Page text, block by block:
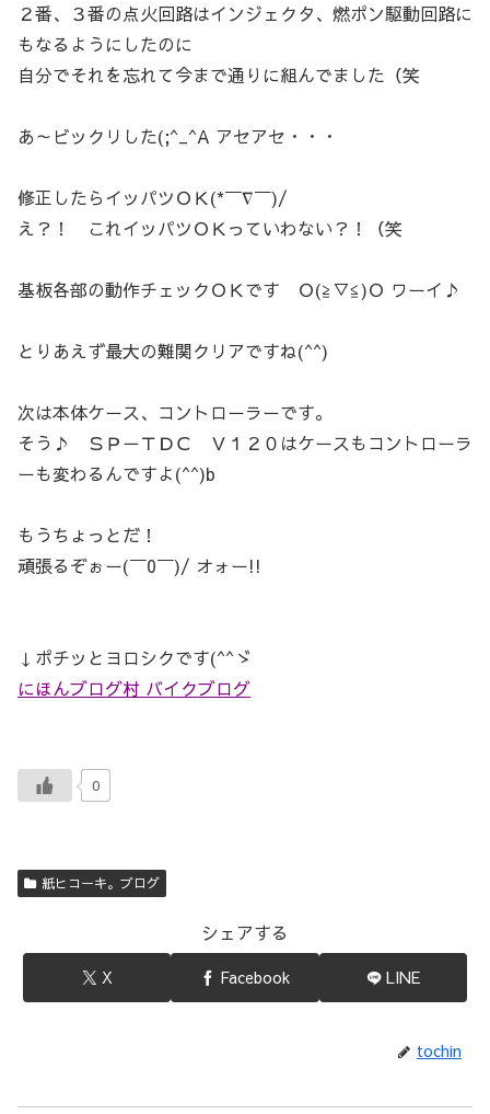
２番、３番の点火回路はインジェクタ、燃ポン駆動回路に
もなるようにしたのに
自分でそれを忘れて今まで通りに組んでました（笑
あ～ビックリした(;^_^A アセアセ・・・
修正したらイッパツＯＫ(*￣∇￣)/
え？！ これイッパツＯＫっていわない？！（笑
基板各部の動作チェックＯＫです Ｏ(≧▽≦)Ｏ ワーイ♪
とりあえず最大の難関クリアですね(^^)
次は本体ケース、コントローラーです。
そう♪ ＳＰ－ＴＤＣ Ｖ１２０はケースもコントローラ
ーも変わるんですよ(^^)b
もうちょっとだ！
頑張るぞぉー(￣0￣)/ オォー!!
↓ポチッとヨロシクです(^^ゞ
にほんブログ村 バイクブログ
0
紙ヒコーキ。ブログ
シェアする
X Facebook LINE
tochin